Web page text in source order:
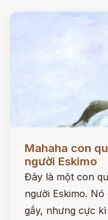
Mahaha con
người Eskimo
Đây là một con
người Eskimo.
gầy, nhưng cực